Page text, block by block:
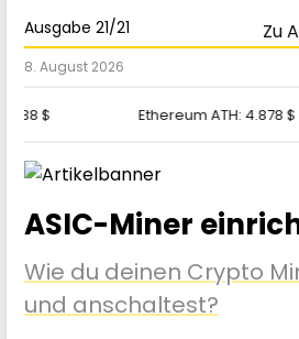
Ausgabe 21/21 Zu
8. August 2026
$ Ethereum ATH:4.878 $
ASIC-Miner
Wie du deinen Crypto
und anschaltest?